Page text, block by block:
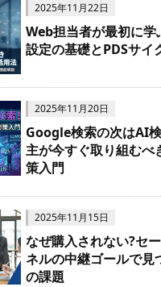
2025年11月22日
Web担当者が最初に学
設定の基礎とPDSサイ
2025年11月20日
Google検索の次はAI
主が今すぐ取り組むべ
策入門
2025年11月15日
なぜ購入されない?セ
ネルの中継ゴールで見
の課題